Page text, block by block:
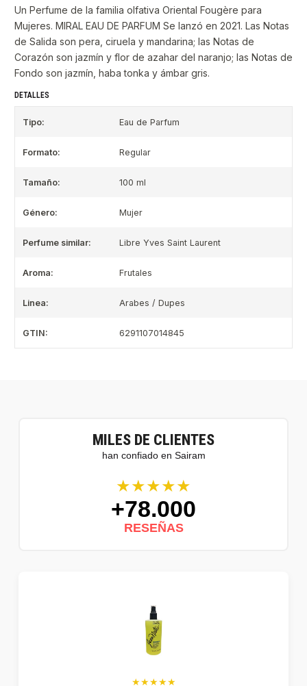
Un Perfume de la familia olfativa Oriental Fougère para
Mujeres. MIRAL EAU DE PARFUM Se lanzó en 2021. Las Notas
de Salida son pera, ciruela y mandarina; las Notas de
Corazón son jazmín y flor de azahar del naranjo; las Notas de
Fondo son jazmín, haba tonka y ámbar gris.
DETALLES
Tipo: Eau de Parfum
Formato: Regular
Tamaño: 100 ml
Género: Mujer
Perfume similar: Libre Yves Saint Laurent
Aroma: Frutales
Linea: Arabes / Dupes
GTIN: 6291107014845
MILES DE CLIENTES
han confiado en Sairam
★★★★★
+78.000
RESEÑAS
★★★★★